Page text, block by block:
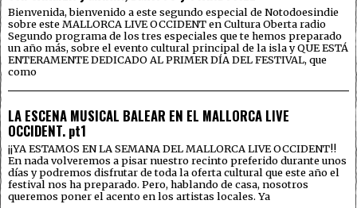
Bienvenida, bienvenido a este segundo especial de Notodoesindie
sobre este MALLORCA LIVE OCCIDENT en Cultura Oberta radio
Segundo programa de los tres especiales que te hemos preparado
un año más, sobre el evento cultural principal de la isla y QUE ESTÁ
ENTERAMENTE DEDICADO AL PRIMER DÍA DEL FESTIVAL, que
como
LA ESCENA MUSICAL BALEAR EN EL MALLORCA LIVE
OCCIDENT. pt1
¡¡YA ESTAMOS EN LA SEMANA DEL MALLORCA LIVE OCCIDENT!!
En nada volveremos a pisar nuestro recinto preferido durante unos
días y podremos disfrutar de toda la oferta cultural que este año el
festival nos ha preparado. Pero, hablando de casa, nosotros
queremos poner el acento en los artistas locales. Ya